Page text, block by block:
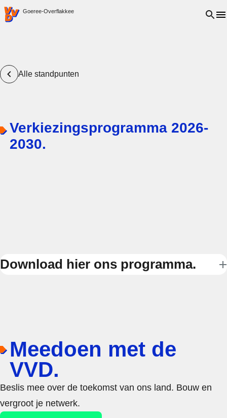
VVD.nl - Ga naar de homepage
Goeree-Overflakkee Open
Alle standpunten
Verkiezingsprogramma 2026-
2030.
Download hier ons programma.
Meedoen met de
VVD.
Beslis mee over de toekomst van ons land. Bouw en
vergroot je netwerk.